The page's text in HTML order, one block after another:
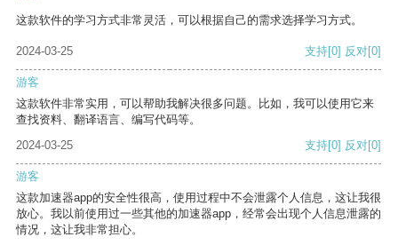
这款软件的学习方式非常灵活，可以根据自己的需求选择学习方式。
2024-03-25 支持[0] 反对[0]
游客
这款软件非常实用，可以帮助我解决很多问题。比如，我可以使用它来
查找资料、翻译语言、编写代码等。
2024-03-25
支持[0] 反对[0]
游客
这款加速器app的安全性很高，使用过程中不会泄露个人信息，这让我很
放心。我以前使用过一些其他的加速器app，经常会出现个人信息泄露的
情况，这让我非常担心。